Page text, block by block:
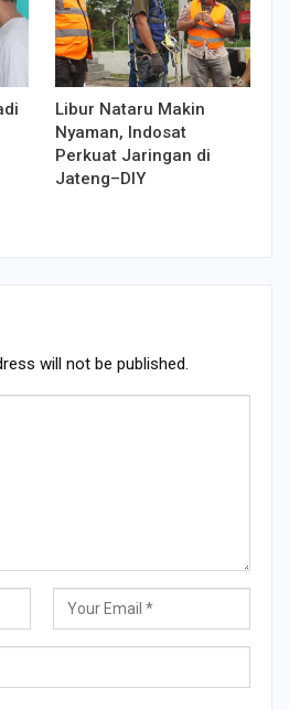
Libur Nataru Makin
Nyaman, Indosat
Perkuat Jaringan di
Jateng–DIY
will not be published.